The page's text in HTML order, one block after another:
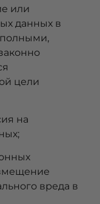
или
данных в
цели
на
вреда в